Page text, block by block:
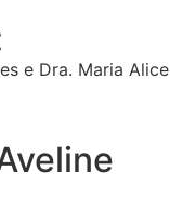
e Dra. Maria